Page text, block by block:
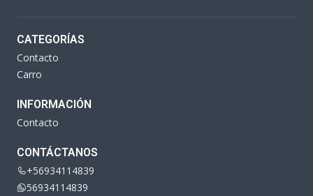
CATEGORÍAS
Contacto
Carro
INFORMACIÓN
Contacto
CONTÁCTANOS
+56934114839
56934114839